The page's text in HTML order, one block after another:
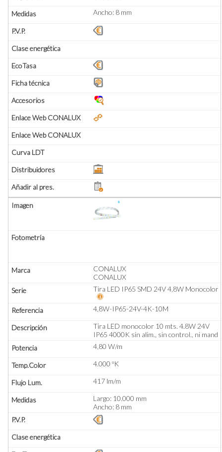
Ancho: 8 mm
CONALUX
CONALUX
Tira LED IP65 SMD 24V 4,8W Monocolor
4,8W-IP65-24V-4K-10M
Tira LED monocolor 10 mts. 4.8W 24V
IP65 4000K sin alim., sin control., ni mand
4,80 W/m
4.000 ºK
417 lm/m
Largo: 10.000 mm
Ancho: 8 mm